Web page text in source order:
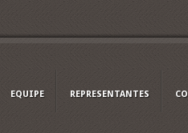
EQUIPE REPRESENTANTES